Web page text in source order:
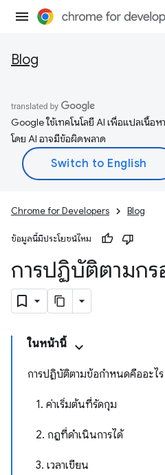
Blog
Google ใช้เทคโนโลยี AI เพื่อแปลเนื้อ
โดย AI อาจมีข้อผิดพลาด
Chrome for Developers Blog
ข้อมูลนี้มีประโยชน์ไหม
การปฏิบัติตามกร
ในหน้านี้
การปฏิบัติตามข้อกำหนดคืออะไร
1. ค่าเริ่มต้นที่รัดกุม
2. กฎที่ดำเนินการได้
3. เวลาเขียน